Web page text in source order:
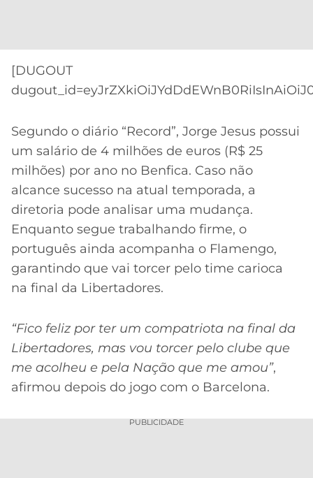
[DUGOUT
Segundo o diário “Record”, Jorge Jesus possui
um salário de 4 milhões de euros (R$ 25
milhões) por ano no Benfica. Caso não
alcance sucesso na atual temporada, a
diretoria pode analisar uma mudança.
Enquanto segue trabalhando firme, o
português ainda acompanha o Flamengo,
garantindo que vai torcer pelo time carioca
na final da Libertadores.
“Fico feliz por ter um compatriota na final da
Libertadores, mas vou torcer pelo clube que
me acolheu e pela Nação que me amou”,
afirmou depois do jogo com o Barcelona.
PUBLICIDADE